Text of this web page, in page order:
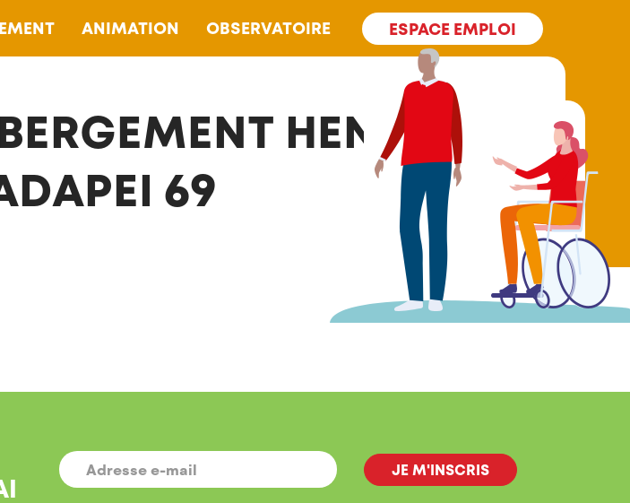
ANIMATION OBSERVATOIRE ESPACE EMPLOI
HENRI
69
E-
MAIL *